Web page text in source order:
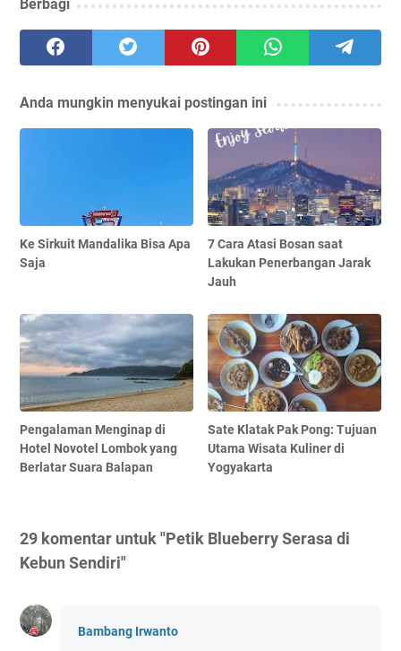
Berbagi
Anda mungkin menyukai postingan ini
Ke Sirkuit Mandalika Bisa Apa
Saja
7 Cara Atasi Bosan saat
Lakukan Penerbangan Jarak
Jauh
Pengalaman Menginap di
Hotel Novotel Lombok yang
Berlatar Suara Balapan
Sate Klatak Pak Pong: Tujuan
Utama Wisata Kuliner di
Yogyakarta
29 komentar untuk "Petik Blueberry Serasa di
Kebun Sendiri"
Bambang Irwanto